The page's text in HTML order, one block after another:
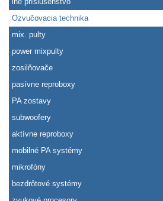
Ozvučovacia technika
mix. pulty
power mixpulty
zosilňovače
pasívne reproboxy
PA zostavy
subwoofery
aktívne reproboxy
mobilné PA systémy
mikrofóny
bezdrôtové systémy